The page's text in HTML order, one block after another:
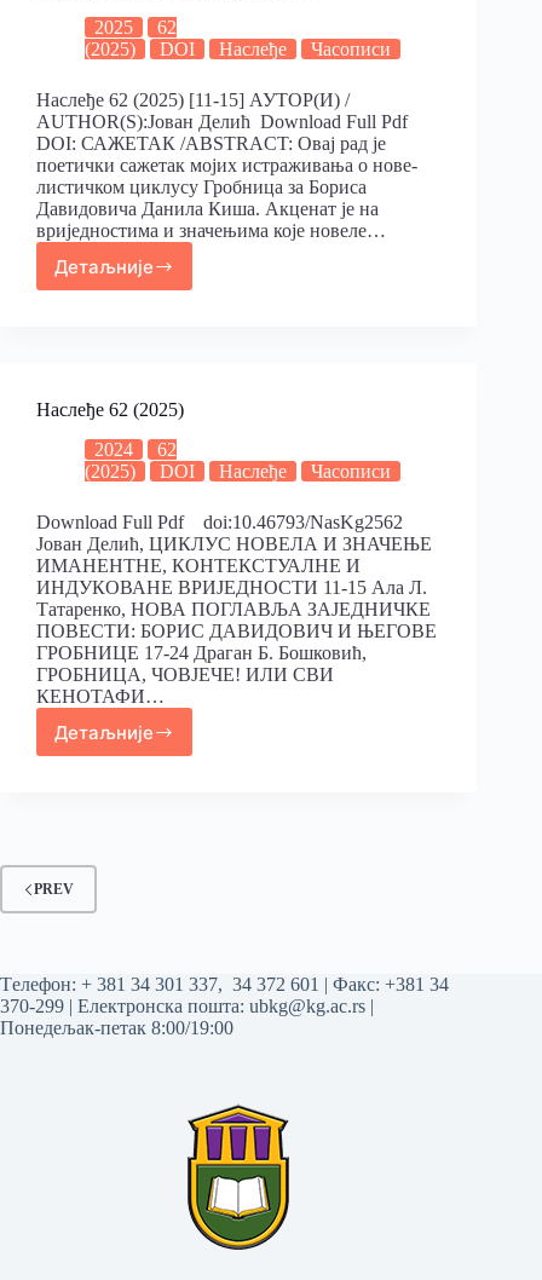
2025
62
(2025)
DOI Наслеђе Часописи
Наслеђе 62 (2025) [11-15] АУТОР(И) /
AUTHOR(S):Јован Делић Download Full Pdf
DOI: САЖЕТАК /ABSTRACT: Овај рад је
поетички сажетак мојих истраживања о нове-
листичком циклусу Гробница за Бориса
Давидовича Данила Киша. Акценат је на
вриједностима и значењима које новеле…
Детаљније
Наслеђе 62 (2025)
2024
62
(2025)
DOI Наслеђе Часописи
Download Full Pdf doi:10.46793/NasKg2562
Јован Делић, ЦИКЛУС НОВЕЛА И ЗНАЧЕЊЕ
ИМАНЕНТНЕ, КОНТЕКСТУАЛНЕ И
ИНДУКОВАНЕ ВРИЈЕДНОСТИ 11-15 Ала Л.
Татаренко, НOВА ПОГЛАВЉА ЗАЈЕДНИЧКЕ
ПОВЕСТИ: БОРИС ДАВИДОВИЧ И ЊЕГОВЕ
ГРОБНИЦЕ 17-24 Драган Б. Бошковић,
ГРОБНИЦА, ЧОВЈЕЧЕ! ИЛИ СВИ
КЕНОТАФИ…
Детаљније
PREV
Tелефон: + 381 34 301 337, 34 372 601 | Факс: +381 34
370-299 | Електронска пошта: ubkg@kg.ac.rs |
Понедељак-петак 8:00/19:00